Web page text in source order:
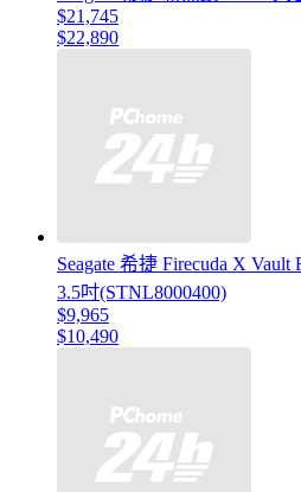
$21,745
$22,890
Seagate 希捷 Firecuda X
3.5吋(STNL8000400)
$9,965
$10,490